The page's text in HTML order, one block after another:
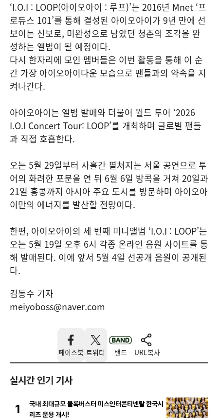
‘I.O.I : LOOP(아이오아이 : 루프)’는 2016년 Mnet ‘프
로듀스 101’를 통해 결성된 아이오아이가 9년 만에 선
보이는 신보로, 미완성으로 남았던 청춘의 조각을 완
성하는 앨범이 될 예정이다.
다시 한자리에 모인 멤버들은 이번 활동을 통해 이 순
간 가장 아이오아이다운 모습으로 팬들과의 약속을 지
켜나간다.
아이오아이는 앨범 발매와 더불어 월드 투어 ‘2026
I.O.I Concert Tour: LOOP’를 개최하며 글로벌 팬들
과 직접 호흡한다.
오는 5월 29일부터 사흘간 펼쳐지는 서울 공연으로 투
어의 화려한 포문을 연 뒤 6월 6일 방콕을 거쳐 20일과
21일 홍콩까지 아시아 주요 도시를 방문하며 아이오아
이만의 에너지를 발산할 전망이다.
한편, 아이오아이의 세 번째 미니앨범 ‘I.O.I : LOOP’는
오는 5월 19일 오후 6시 각종 온라인 음원 사이트를 통
해 발매된다. 이에 앞서 5월 4일 선공개 음원이 공개된
다.
김동수 기자
meiyoboss@naver.com
페이스북 트위터 밴드 URL복사
실시간 인기 기사
1
국내 최대규모 블록버스터 미스인터콘티넨탈 한국시
리즈 운용 개시!